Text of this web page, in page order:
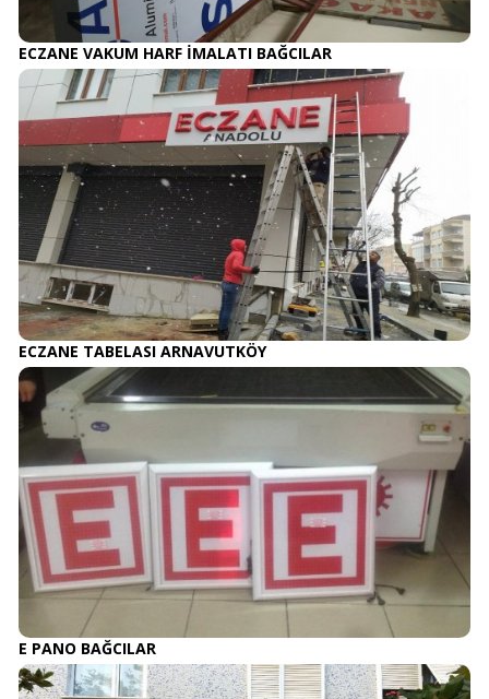
ECZANE VAKUM HARF İMALATI BAĞCILAR
ECZANE TABELASI ARNAVUTKÖY
E PANO BAĞCILAR